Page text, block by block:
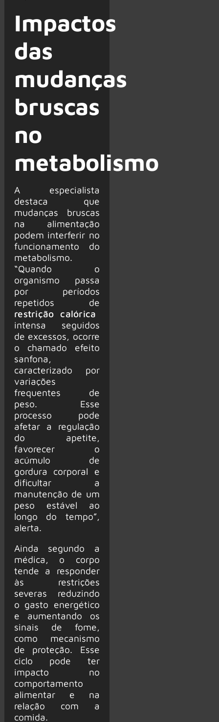
Impactos
das
mudanças
bruscas
no
metabolismo
A especialista
destaca que
mudanças bruscas
na alimentação
podem interferir no
funcionamento do
metabolismo.
“Quando o
organismo passa
por períodos
repetidos de
restrição calórica
intensa seguidos
de excessos, ocorre
o chamado efeito
sanfona,
caracterizado por
variações
frequentes de
peso. Esse
processo pode
afetar a regulação
do apetite,
favorecer o
acúmulo de
gordura corporal e
dificultar a
manutenção de um
peso estável ao
longo do tempo”,
alerta.
Ainda segundo a
médica, o corpo
tende a responder
às restrições
severas reduzindo
o gasto energético
e aumentando os
sinais de fome,
como mecanismo
de proteção. Esse
ciclo pode ter
impacto no
comportamento
alimentar e na
relação com a
comida.